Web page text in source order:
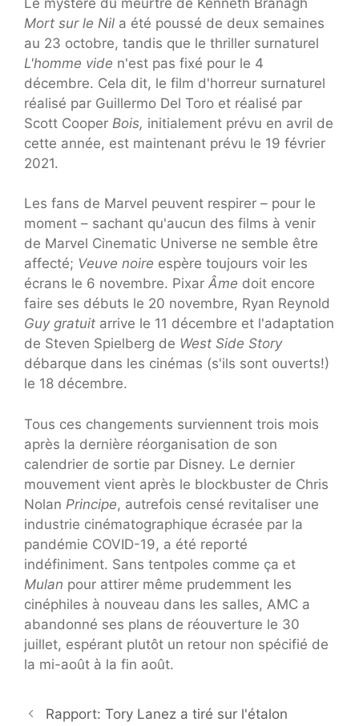
Mort sur le Nil a été poussé de deux semaines
au 23 octobre, tandis que le thriller surnaturel
L'homme vide n'est pas fixé pour le 4
décembre. Cela dit, le film d'horreur surnaturel
réalisé par Guillermo Del Toro et réalisé par
Scott Cooper Bois, initialement prévu en avril de
cette année, est maintenant prévu le 19 février
2021.
Les fans de Marvel peuvent respirer – pour le
moment – sachant qu'aucun des films à venir
de Marvel Cinematic Universe ne semble être
affecté; Veuve noire espère toujours voir les
écrans le 6 novembre. Pixar Âme doit encore
faire ses débuts le 20 novembre, Ryan Reynold
Guy gratuit arrive le 11 décembre et l'adaptation
de Steven Spielberg de West Side Story
débarque dans les cinémas (s'ils sont ouverts!)
le 18 décembre.
Tous ces changements surviennent trois mois
après la dernière réorganisation de son
calendrier de sortie par Disney. Le dernier
mouvement vient après le blockbuster de Chris
Nolan Principe, autrefois censé revitaliser une
industrie cinématographique écrasée par la
pandémie COVID-19, a été reporté
indéfiniment. Sans tentpoles comme ça et
Mulan pour attirer même prudemment les
cinéphiles à nouveau dans les salles, AMC a
abandonné ses plans de réouverture le 30
juillet, espérant plutôt un retour non spécifié de
la mi-août à la fin août.
Rapport: Tory Lanez a tiré sur l'étalon